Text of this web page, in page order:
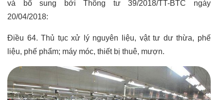
và bổ sung bởi Thông tư 39/2018/TT-BTC ngày
20/04/2018:
Điều 64. Thủ tục xử lý nguyên liệu, vật tư dư thừa, phế
liệu, phế phẩm; máy móc, thiết bị thuê, mượn.